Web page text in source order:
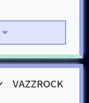
VAZZROCK